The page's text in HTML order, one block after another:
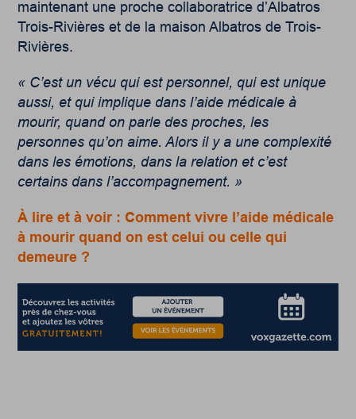
maintenant une proche collaboratrice d’Albatros
Trois-Rivières et de la maison Albatros de Trois-
Rivières.
« C’est un vécu qui est personnel, qui est unique
aussi, et qui implique dans l’aide médicale à
mourir, quand on parle des proches, les
personnes qu’on aime. Alors il y a une complexité
dans les émotions, dans la relation et c’est
certains dans l’accompagnement. »
À lire et à voir : Comment vivre l’aide médicale
à mourir quand on est celui ou celle qui
demeure ?